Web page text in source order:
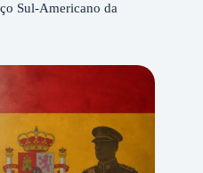
Sul-Americano da